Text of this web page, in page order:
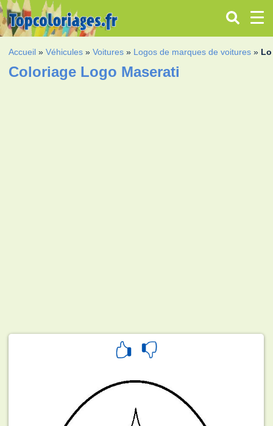
Accueil »Véhicules »Voitures » Logos de marques de voitures »
Coloriage Logo Maserati